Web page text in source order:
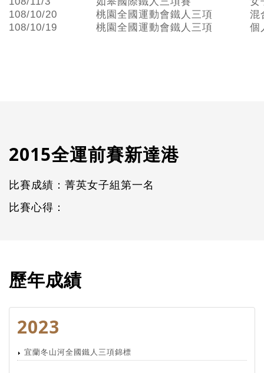
108/10/20 桃園全國運動會鐵人三項
混
108/10/19
桃園全國運動會鐵人三項 個
2015全運前賽新達港
比賽成績：菁英女子組第一名
比賽心得：
歷年成績
2023
宜蘭冬山河全國鐵人三項錦標